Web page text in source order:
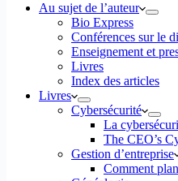
Au sujet de l’auteur
Bio Express
Conférences sur le
Enseignement et
Livres
Index des articles
Livres
Cybersécurité
La
The CEO’s
Gestion d’entreprise
Comment